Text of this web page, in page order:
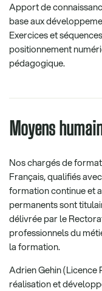
Apport de
base aux
Exercices et
positionnement
pédagogique.
Moyens
Nos chargés de
Français, qualifiés
formation continue et
permanents sont
délivrée par le
professionnels du
la formation.
Adrien Gehin
réalisation et